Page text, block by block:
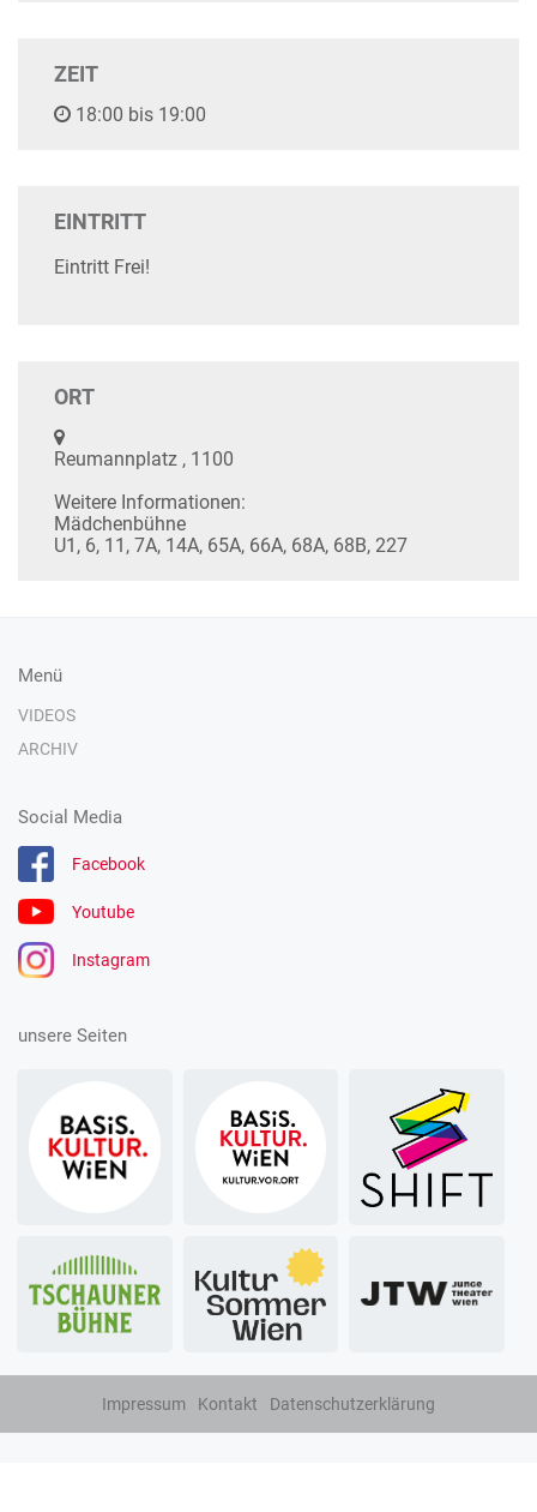
ZEIT
18:00 bis 19:00
EINTRITT
Eintritt Frei!
ORT
Reumannplatz , 1100
Weitere Informationen:
Mädchenbühne
U1, 6, 11, 7A, 14A, 65A, 66A, 68A, 68B, 227
Menü
VIDEOS
ARCHIV
Social Media
Facebook
Youtube
Instagram
unsere Seiten
Impressum Kontakt Datenschutzerklärung